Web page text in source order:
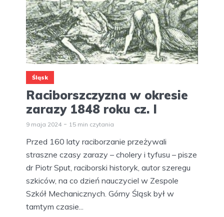
Śląsk
Raciborszczyzna w okresie
zarazy 1848 roku cz. I
9 maja 2024 15 min czytania
Przed 160 laty raciborzanie przeżywali
straszne czasy zarazy – cholery i tyfusu – pisze
dr Piotr Sput, raciborski historyk, autor szeregu
szkiców, na co dzień nauczyciel w Zespole
Szkół Mechanicznych. Górny Śląsk był w
tamtym czasie...